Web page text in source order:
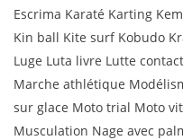
Escrima Karaté Karting
Kin ball Kite surf Kobudo
Luge Luta livre Lutte
Marche athlétique
sur glace Moto trial Moto
Musculation Nage avec